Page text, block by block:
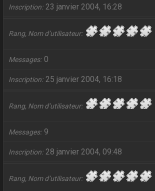
Inscription 23 janvier 2004, 16:28
Rang, Nom d’utilisateur
Messages 0
Inscription 25 janvier 2004, 16:18
Rang, Nom d’utilisateur
Messages 9
Inscription 28 janvier 2004, 09:48
Rang, Nom d’utilisateur